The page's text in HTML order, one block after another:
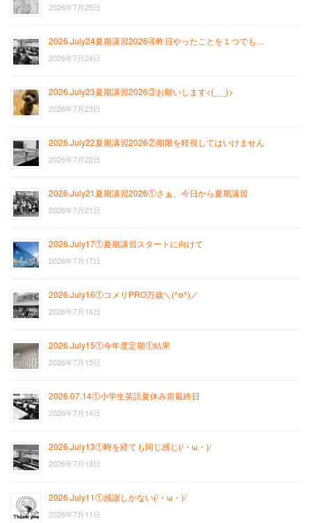
2026年7月25日
2026.July24夏期講習2026④昨日やったことを１つでも…
2026年7月24日
2026.July23夏期講習2026③お願いします<(_ _)>
2026年7月23日
2026.July22夏期講習2026②期限を軽視してはいけません
2026年7月22日
2026.July21夏期講習2026①さぁ、今日から夏期講習
2026年7月21日
2026.July17①夏期講習スタートに向けて
2026年7月17日
2026.July16①コメリPRO万歳＼(^o^)／
2026年7月16日
2026.July15①今年度定期①結果
2026年7月15日
2026.07.14①小学生英語夏休み前最終日
2026年7月14日
2026.July13①時を経ても同じ感じ(/・ω・)/
2026年7月13日
2026.July11①感謝しかない(/・ω・)/
2026年7月11日